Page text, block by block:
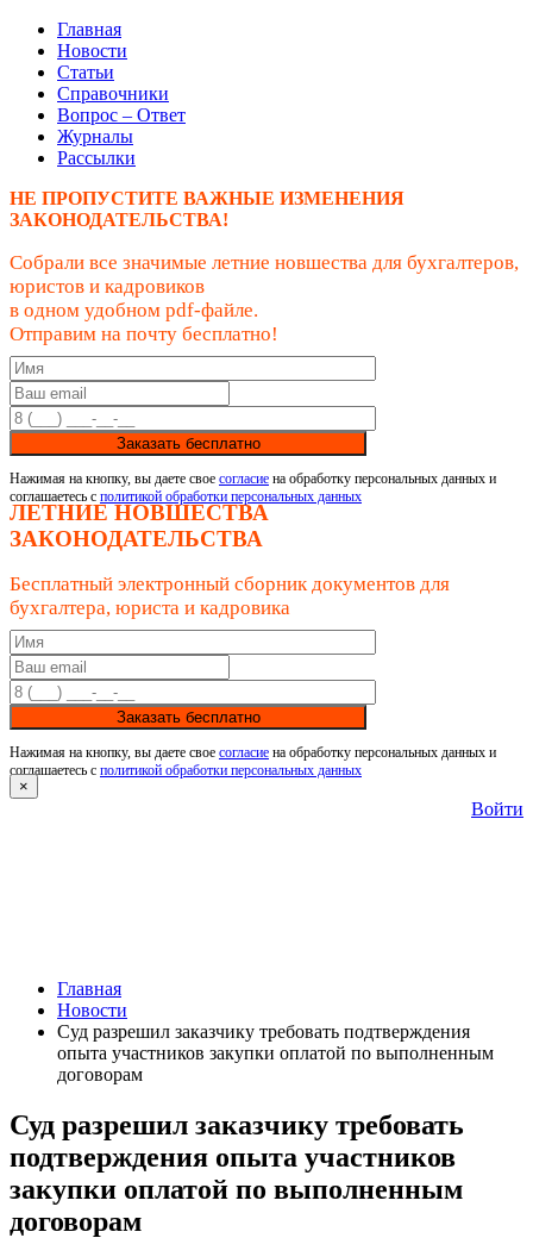
Главная
Новости
Статьи
Справочники
Вопрос – Ответ
Журналы
Рассылки
НЕ ПРОПУСТИТЕ ВАЖНЫЕ ИЗМЕНЕНИЯ
ЗАКОНОДАТЕЛЬСТВА!
Собрали все значимые летние новшества для бухгалтеров,
юристов и кадровиков
в одном удобном pdf-файле.
Отправим на почту бесплатно!
Заказать бесплатно
Нажимая на кнопку, вы даете свое согласие на обработку персональных данных и
соглашаетесь с политикой обработки персональных данных
ЛЕТНИЕ НОВШЕСТВА
ЗАКОНОДАТЕЛЬСТВА
Бесплатный электронный сборник документов для
бухгалтера, юриста и кадровика
Заказать бесплатно
Нажимая на кнопку, вы даете свое согласие на обработку персональных данных и
соглашаетесь с политикой обработки персональных данных
×
Войти
Главная
Новости
Суд разрешил заказчику требовать подтверждения
опыта участников закупки оплатой по выполненным
договорам
Суд разрешил заказчику требовать
подтверждения опыта участников
закупки оплатой по выполненным
договорам